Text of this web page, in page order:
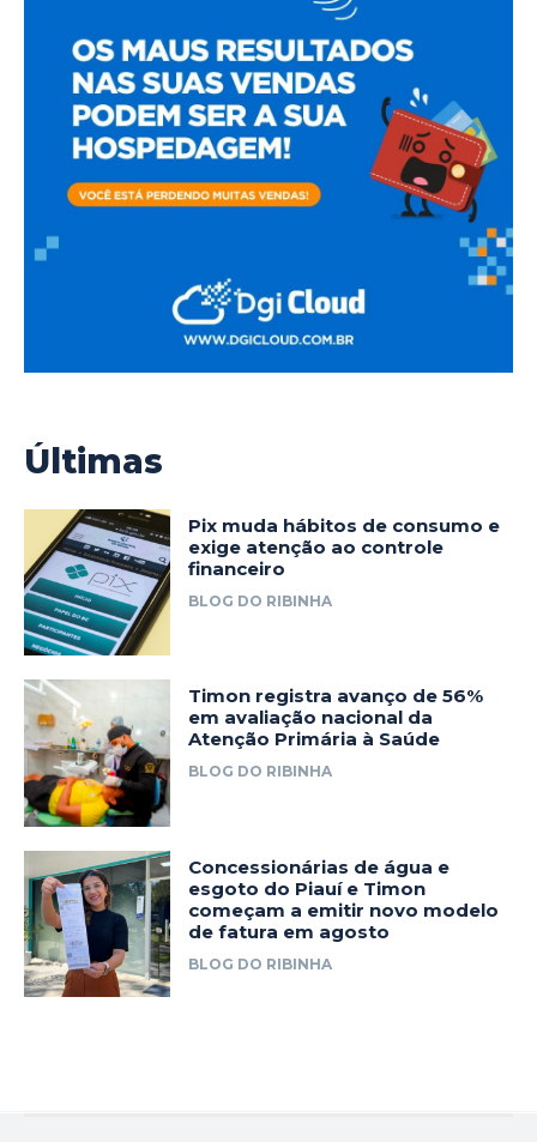
Últimas
Pix muda hábitos de consumo e
exige atenção ao controle
financeiro
BLOG DO RIBINHA
Timon registra avanço de 56%
em avaliação nacional da
Atenção Primária à Saúde
BLOG DO RIBINHA
Concessionárias de água e
esgoto do Piauí e Timon
começam a emitir novo modelo
de fatura em agosto
BLOG DO RIBINHA